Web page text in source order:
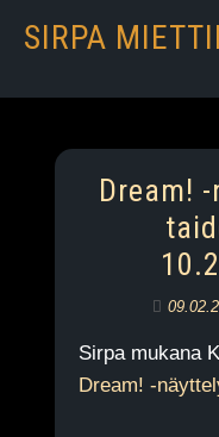
SIRPA
Dream!
Sirpa mukana
Dream! -